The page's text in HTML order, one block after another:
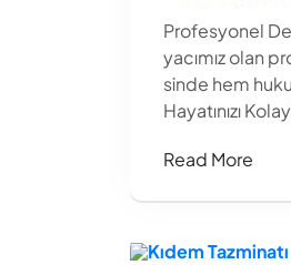
Profesyonel
yacımız olan
sinde hem
Hayatınızı
Read More